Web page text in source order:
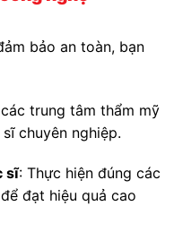
bảo an toàn, bạn
trung tâm thẩm mỹ
chuyên nghiệp.
sĩ: Thực hiện đúng các
đạt hiệu quả cao